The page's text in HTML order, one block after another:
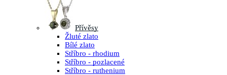
Přívěsy
Žluté zlato
Bílé zlato
Stříbro - rhodium
Stříbro - pozlacené
Stříbro - ruthenium